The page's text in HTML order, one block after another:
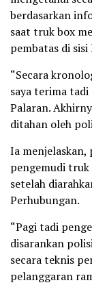
berdasarkan
saat truk box
pembatas di sisi
“Secara
saya terima
Palaran.
ditahan oleh
Ia menjelaskan,
pengemudi
setelah
Perhubungan.
“Pagi tadi
disarankan
secara teknis
pelanggaran